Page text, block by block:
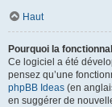
Haut
Pourquoi la
Ce logiciel a été
pensez qu’une
phpBB Ideas (en
en suggérer de